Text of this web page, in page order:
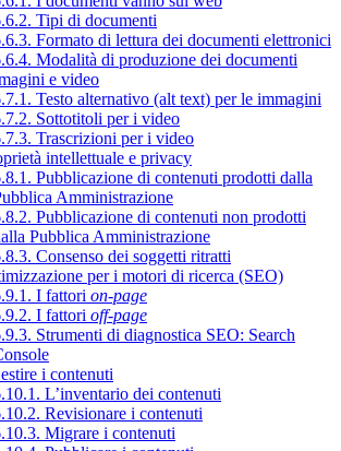
Tipi di documenti
Formato di lettura dei documenti elettronici
Modalità di produzione dei documenti
e video
Testo alternativo (alt text) per le immagini
Sottotitoli per i video
Trascrizioni per i video
intellettuale e privacy
Pubblicazione di contenuti prodotti dalla
Amministrazione
Pubblicazione di contenuti non prodotti
Pubblica Amministrazione
Consenso dei soggetti ritratti
per i motori di ricerca (SEO)
I fattori on-page
I fattori off-page
Strumenti di diagnostica SEO: Search
i contenuti
L’inventario dei contenuti
Revisionare i contenuti
Migrare i contenuti